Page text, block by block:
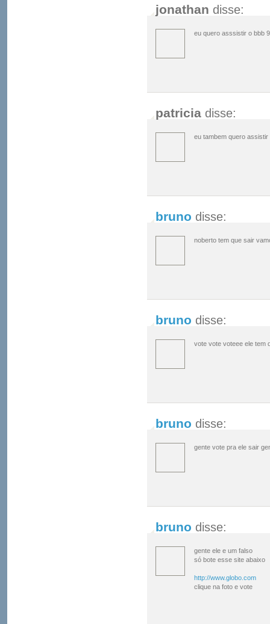
jonathan disse:
eu quero asssistir o bbb 9
patricia disse:
eu tambem quero
bruno disse:
noberto tem que sair
bruno disse:
vote vote voteee ele tem
bruno disse:
gente vote pra ele sair
bruno disse:
gente ele e um falso
só bote esse site abaixo
http://www.globo.com
clique na foto e vote